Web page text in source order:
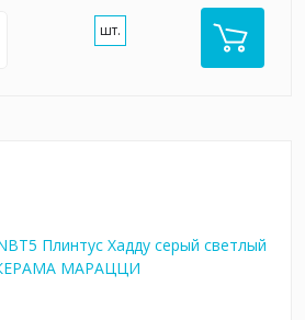
шт.